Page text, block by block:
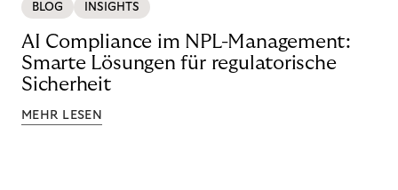
BLOG INSIGHTS
AI Compliance im NPL-Management:
Smarte Lösungen für regulatorische
Sicherheit
MEHR LESEN